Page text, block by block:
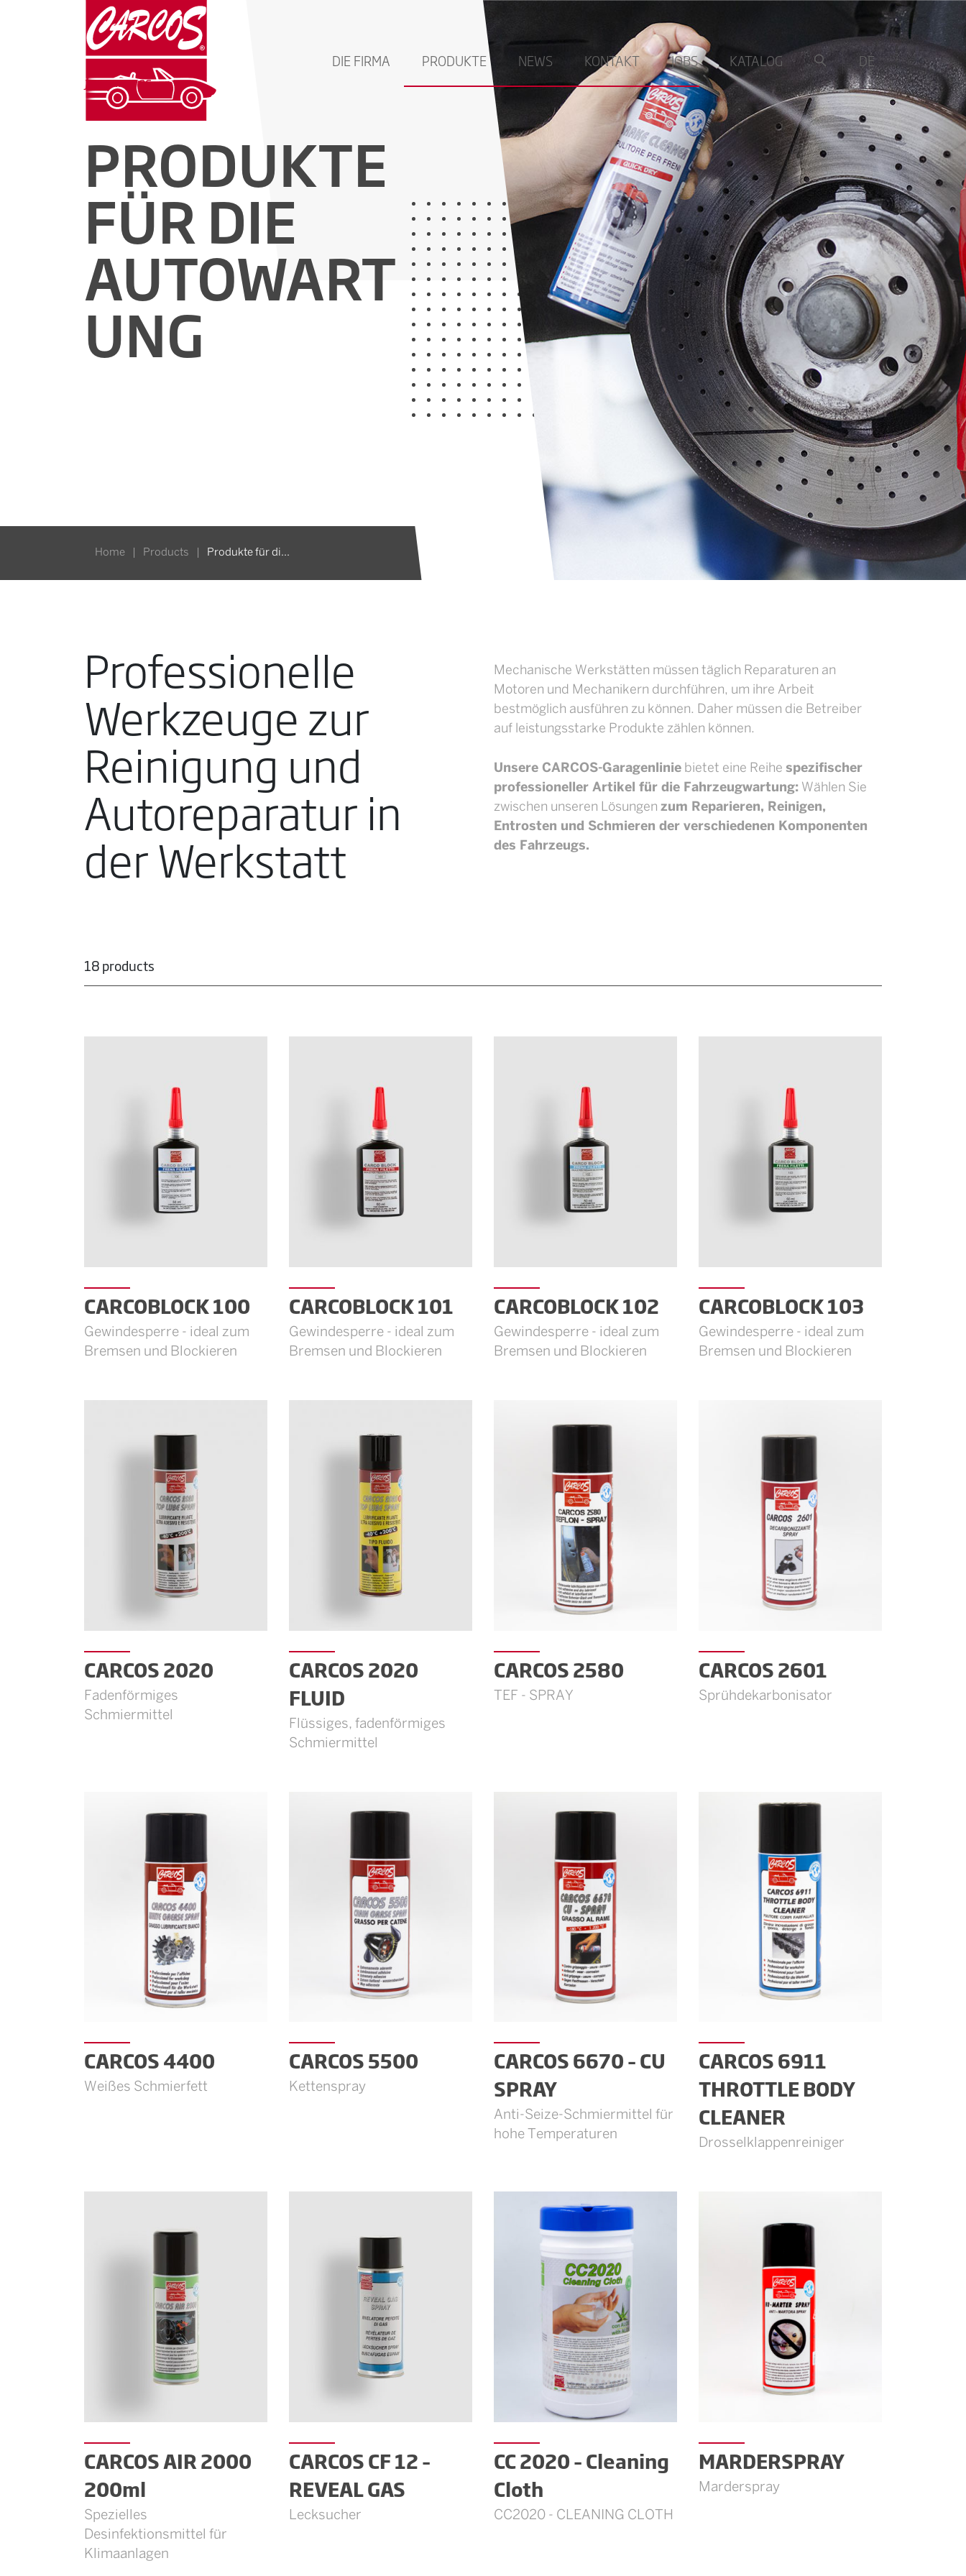
DIE FIRMA PRODUKTE NEWS KONTAKT JOBS KATALOG
DE
for garages
PRODUKTE
FÜR DIE
AUTOWART
UNG
Home Products Produkte für die Autowartung
Professionelle
Werkzeuge zur
Reinigung und
Autoreparatur in
der Werkstatt
Mechanische Werkstätten müssen täglich Reparaturen an
Motoren und Mechanikern durchführen, um ihre Arbeit
bestmöglich ausführen zu können. Daher müssen die Betreiber
auf leistungsstarke Produkte zählen können.
Unsere CARCOS-Garagenlinie bietet eine Reihe spezifischer
professioneller Artikel für die Fahrzeugwartung: Wählen Sie
zwischen unseren Lösungen zum Reparieren, Reinigen,
Entrosten und Schmieren der verschiedenen Komponenten
des Fahrzeugs.
18 products
CARCOBLOCK 100
Gewindesperre - ideal zum
Bremsen und Blockieren
CARCOBLOCK 101
Gewindesperre - ideal zum
Bremsen und Blockieren
CARCOBLOCK 102
Gewindesperre - ideal zum
Bremsen und Blockieren
CARCOBLOCK 103
Gewindesperre - ideal zum
Bremsen und Blockieren
CARCOS 2020
Fadenförmiges
Schmiermittel
CARCOS 2020
FLUID
Flüssiges, fadenförmiges
Schmiermittel
CARCOS 2580
TEF - SPRAY
CARCOS 2601
Sprühdekarbonisator
CARCOS 4400
Weißes Schmierfett
CARCOS 5500
Kettenspray
CARCOS 6670 – CU
SPRAY
Anti-Seize-Schmiermittel für
hohe Temperaturen
CARCOS 6911
THROTTLE BODY
CLEANER
Drosselklappenreiniger
CARCOS AIR 2000
200ml
Spezielles
Desinfektionsmittel für
Klimaanlagen
CARCOS CF 12 –
REVEAL GAS
Lecksucher
CC 2020 – Cleaning
Cloth
CC2020 - CLEANING CLOTH
MARDERSPRAY
Marderspray